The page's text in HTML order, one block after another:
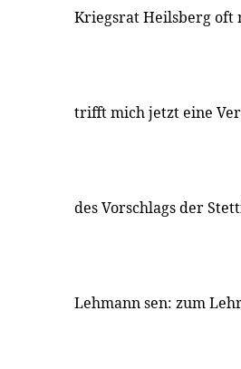
Kriegsrat Heilsberg oft
trifft mich jetzt eine
des Vorschlags der
Lehmann sen: zum